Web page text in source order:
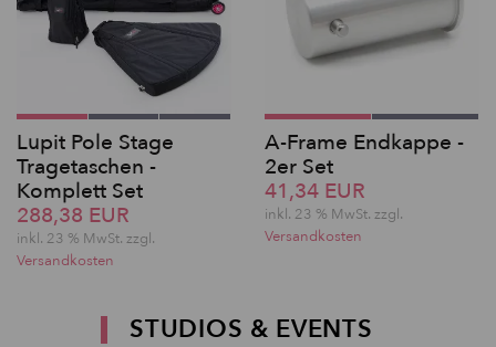
Lupit Pole Stage
Tragetaschen -
Komplett Set
288,38 EUR
inkl. 23 % MwSt. zzgl.
Versandkosten
A-Frame Endkappe -
2er Set
41,34 EUR
inkl. 23 % MwSt. zzgl.
Versandkosten
STUDIOS & EVENTS